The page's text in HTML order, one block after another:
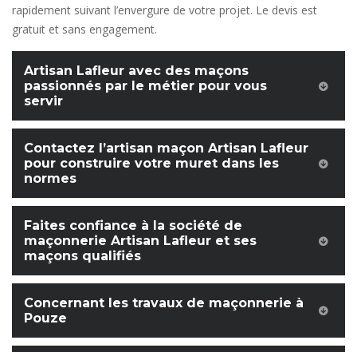
rapidement suivant l’envergure de votre projet. Le devis est
gratuit et sans engagement.
Artisan Lafleur avec des maçons
passionnés par le métier pour vous
servir
Contactez l’artisan maçon Artisan Lafleur
pour construire votre muret dans les
normes
Faites confiance à la société de
maçonnerie Artisan Lafleur et ses
maçons qualifiés
Concernant les travaux de maçonnerie à
Pouze